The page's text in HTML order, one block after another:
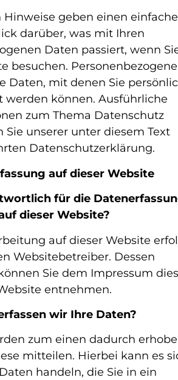
Hinweise geben einen
darüber, was mit Ihren
Daten passiert, wenn
besuchen. Personenbezogene
Daten, mit denen Sie
werden können. Ausführliche
zum Thema Datenschutz
Sie unserer unter diesem Text
Datenschutzerklärung.
auf dieser Website
für die
dieser Website?
auf dieser Website
Websitebetreiber. Dessen
Sie dem Impressum
entnehmen.
wir Ihre Daten?
zum einen dadurch
mitteilen. Hierbei kann es
handeln, die Sie in ein